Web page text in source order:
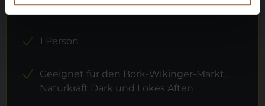
Museen
1 Person
Geeignet für den Bork-Wikinger-Markt,
Naturkraft Dark und Lokes Aften